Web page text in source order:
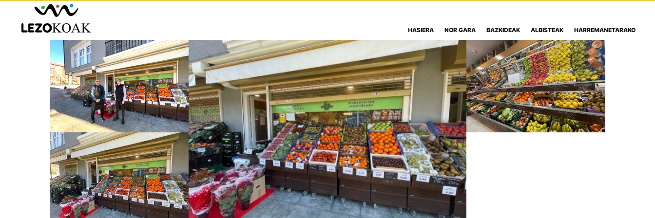
HASIERA NOR GARA BAZKIDEAK ALBISTEAK HARREMANETARAKO